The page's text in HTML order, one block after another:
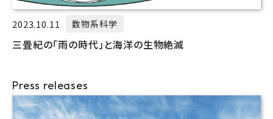
2023.10.11 数物系科学
三畳紀の「雨の時代」と海洋の生物絶滅
Press releases